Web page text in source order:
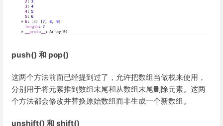
push() 和 pop()
这两个方法前面已经提到过了，允许把数组当做栈来使用，
分别用于将元素推到数组末尾和从数组末尾删除元素。这两
个方法都会修改并替换原始数组而非生成一个新数组。
unshift() 和 shift()